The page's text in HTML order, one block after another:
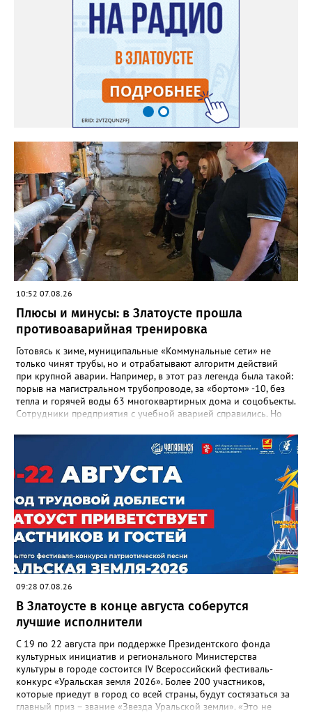
доблестный труд», Галина Ивановна оставила не только
награды и документы, но и работающий, живой механизм
школы, который продолжает жить её принципами», - говорится
10:52 07.08.26
Плюсы и минусы: в Златоусте прошла
противоаварийная тренировка
Готовясь к зиме, муниципальные «Коммунальные сети» не
только чинят трубы, но и отрабатывают алгоритм действий
при крупной аварии. Например, в этот раз легенда была такой:
порыв на магистральном трубопроводе, за «бортом» -10, без
тепла и горячей воды 63 многоквартирных дома и соцобъекты.
Сотрудники предприятия с учебной аварией справились. Но
отметили и недочёты. «Например, управляющие компании
несвоевременно приняли меры для предотвращения
“перемерзания” общей домовой тепловой сети
многоквартирного дома, отсутствовало взаимодействие с
ресурсоснабжающей организацией, ЕДДС и иными службами»,
— сообщила начальник Главного управления ГЖИ Ирина
Настенко. В следующий раз, рекомендовали в
Госжилинспекции, службы должны действовать слаженно. И
оперативно делиться информацией со всеми
заинтересованными – от поставщика тепла до конечных
потребителей.
09:28 07.08.26
В Златоусте в конце августа соберутся
лучшие исполнители
С 19 по 22 августа при поддержке Президентского фонда
культурных инициатив и регионального Министерства
культуры в городе состоится IV Всероссийский фестиваль-
конкурс «Уральская земля 2026». Более 200 участников,
которые приедут в город со всей страны, будут состязаться за
главный приз – звание «Звезда Уральской земли». «Это не